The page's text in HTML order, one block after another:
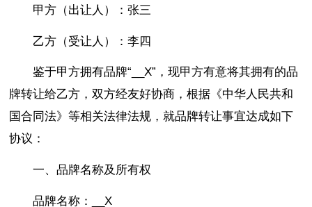
甲方（出让人）：张三
乙方（受让人）：李四
鉴于甲方拥有品牌“__X”，现甲方有意将其拥有的品
牌转让给乙方，双方经友好协商，根据《中华人民共和
国合同法》等相关法律法规，就品牌转让事宜达成如下
协议：
一、品牌名称及所有权
品牌名称：__X